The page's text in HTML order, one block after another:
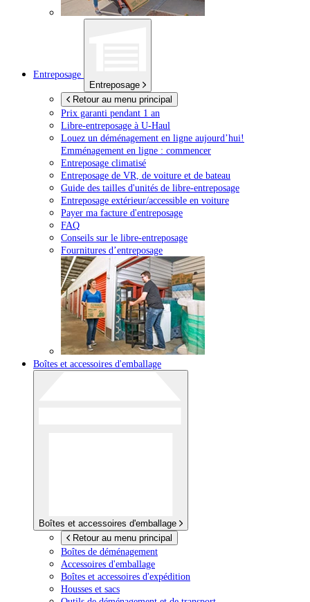
Entreposage
Entreposage
Retour au menu principal
Prix garanti pendant 1 an
Libre-entreposage à U-Haul
Louez un déménagement en ligne aujourd’hui!
Emménagement en ligne : commencer
Entreposage climatisé
Entreposage de VR, de voiture et de bateau
Guide des tailles d'unités de libre-entreposage
Entreposage extérieur/accessible en voiture
Payer ma facture d'entreposage
FAQ
Conseils sur le libre-entreposage
Fournitures d’entreposage
Boîtes et accessoires d'emballage
Boîtes et accessoires d'emballage
Retour au menu principal
Boîtes de déménagement
Accessoires d'emballage
Boîtes et accessoires d'expédition
Housses et sacs